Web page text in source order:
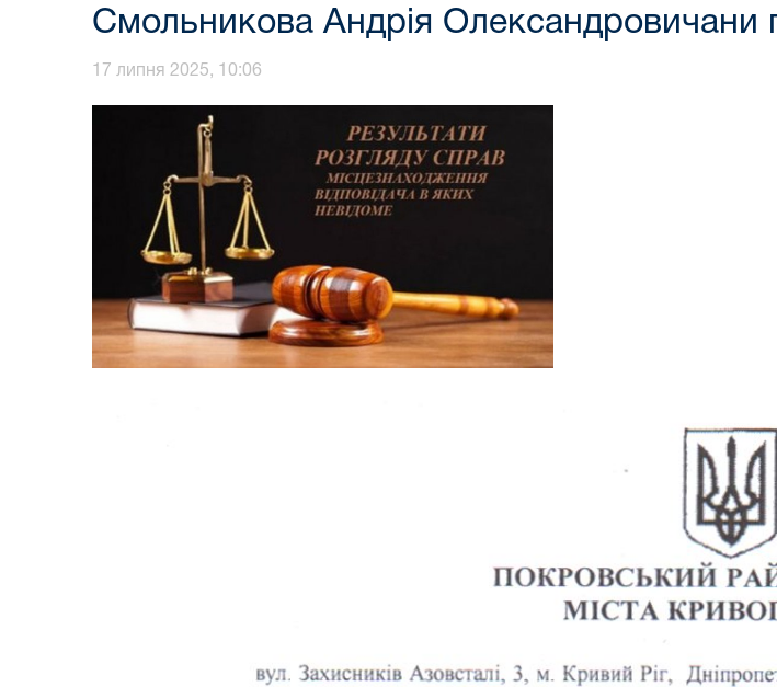
Смольникова Андрія Олександровичани
17 липня 2025, 10:06